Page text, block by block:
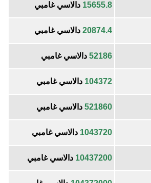
15655.8 دالاسي غامبي
20874.4 دالاسي غامبي
52186 دالاسي غامبي
104372 دالاسي غامبي
521860 دالاسي غامبي
1043720 دالاسي غامبي
10437200 دالاسي غامبي